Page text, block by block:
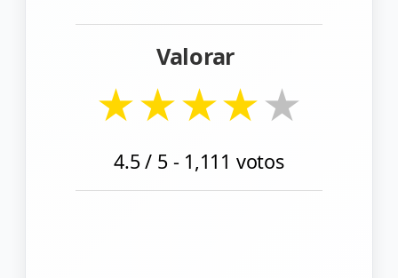
Valorar
★★★★★
4.5/ 5 - 1,111 votos